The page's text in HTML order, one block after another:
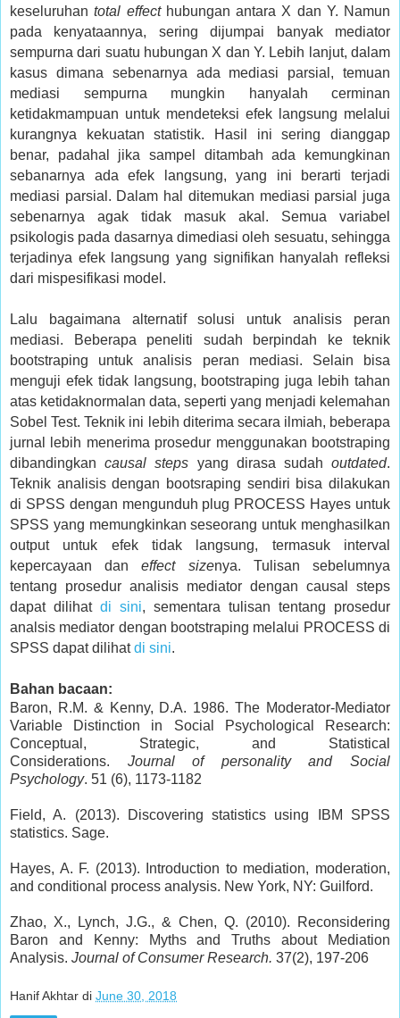
keseluruhantotal effecthubungan antara X dan Y. Namun
pada kenyataannya, sering dijumpai banyak mediator
sempurna dari suatu hubungan X dan Y. Lebih lanjut, dalam
kasus dimana sebenarnya ada mediasi parsial, temuan
mediasi sempurna mungkin hanyalah cerminan
ketidakmampuan untuk mendeteksi efek langsung melalui
kurangnya kekuatan statistik. Hasil ini sering dianggap
benar, padahal jika sampel ditambah ada kemungkinan
sebanarnya ada efek langsung, yang ini berarti terjadi
mediasi parsial. Dalam hal ditemukan mediasi parsial juga
sebenarnya agak tidak masuk akal. Semua variabel
psikologis pada dasarnya dimediasi oleh sesuatu, sehingga
terjadinya efek langsung yang signifikan hanyalah refleksi
dari mispesifikasi model.
Lalu bagaimana alternatif solusi untuk analisis peran
mediasi. Beberapa peneliti sudah berpindah ke teknik
bootstraping untuk analisis peran mediasi. Selain bisa
menguji efek tidak langsung, bootstraping juga lebih tahan
atas ketidaknormalan data, seperti yang menjadi kelemahan
Sobel Test. Teknik ini lebih diterima secara ilmiah, beberapa
jurnal lebih menerima prosedur menggunakan bootstraping
dibandingkancausal steps yang dirasa sudahoutdated.
Teknik analisis dengan bootsraping sendiri bisa dilakukan
di SPSS dengan mengunduh plug PROCESS Hayes untuk
SPSS yang memungkinkan seseorang untuk menghasilkan
output untuk efek tidak langsung, termasuk interval
kepercayaan daneffect sizenya. Tulisan sebelumnya
tentang prosedur analisis mediator dengan causal steps
dapat dilihat di sini, sementara tulisan tentang prosedur
analsis mediator dengan bootstraping melalui PROCESS di
SPSS dapat dilihatdi sini.
Bahan bacaan:
Baron, R.M. & Kenny, D.A. 1986. The Moderator-Mediator
Variable Distinction in Social Psychological Research:
Conceptual, Strategic, and Statistical
Considerations. Journal
of personality and Social
Psychology. 51 (6), 1173-1182
Field, A. (2013). Discovering statistics using IBM SPSS
statistics. Sage.
Hayes, A. F. (2013). Introduction to mediation, moderation,
and conditional process analysis. New York, NY: Guilford.
Zhao, X., Lynch, J.G., & Chen, Q. (2010). Reconsidering
Baron and Kenny: Myths and Truths about Mediation
Analysis. Journal of Consumer Research. 37(2), 197-206
Hanif Akhtar di June 30, 2018